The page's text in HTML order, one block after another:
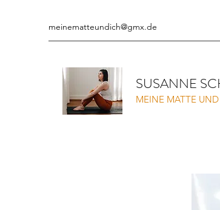
meinematteundich@gmx.de
SUSANNE
MEINE MATTE